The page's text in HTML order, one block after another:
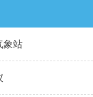
象站